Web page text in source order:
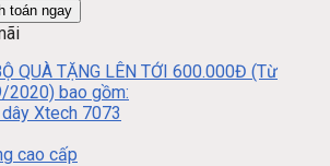
toán ngay
QUÀ TẶNG LÊN TỚI 600.000Đ (Từ
bao gồm:
Xtech 7073
cao cấp